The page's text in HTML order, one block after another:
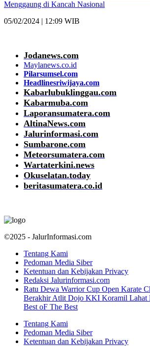
Menggaung di Kancah Nasional
05/02/2024 | 12:09 WIB
Jodanews.com
Maylanews.co.id
Pilarsumsel.com
Headlinesriwijaya.com
Kabarlubuklinggau.com
Kabarmuba.com
Laporansumatera.com
AltinaNews.com
Jalurinformasi.com
Sumbarone.com
Meteorsumatera.com
Wartaterkini.news
Okuselatan.today
beritasumatera.co.id
©2025 - JalurInformasi.com
Tentang Kami
Pedoman Media Siber
Ketentuan dan Kebijakan Privacy
Redaksi Jalurinformasi.com
Ratu Dewa Warrior Cup Open Karate
Berakhir Atlit Dojo KKI Koramil Lahat
Best oF The Best
Tentang Kami
Pedoman Media Siber
Ketentuan dan Kebijakan Privacy